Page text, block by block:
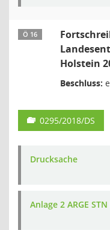
Ö 16
Holstein
Beschluss:
0295/2018/DS
Drucksache
Anlage 2 ARGE